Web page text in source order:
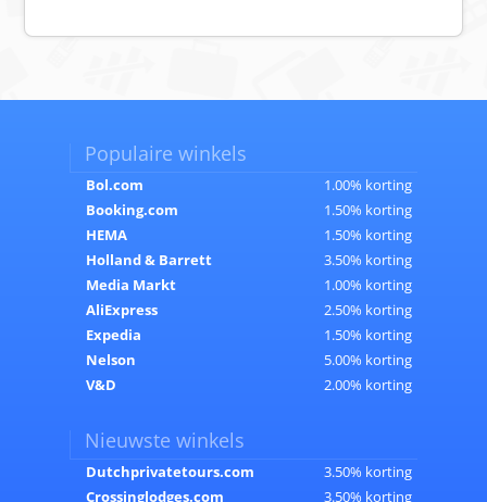
Populaire winkels
Bol.com
1.00% korting
Booking.com
1.50% korting
HEMA
1.50% korting
Holland & Barrett
3.50% korting
Media Markt
1.00% korting
AliExpress
2.50% korting
Expedia
1.50% korting
Nelson
5.00% korting
V&D
2.00% korting
Nieuwste winkels
Dutchprivatetours.com
3.50% korting
Crossinglodges.com
3.50% korting